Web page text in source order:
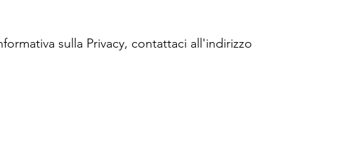
sulla Privacy, contattaci all'indirizzo